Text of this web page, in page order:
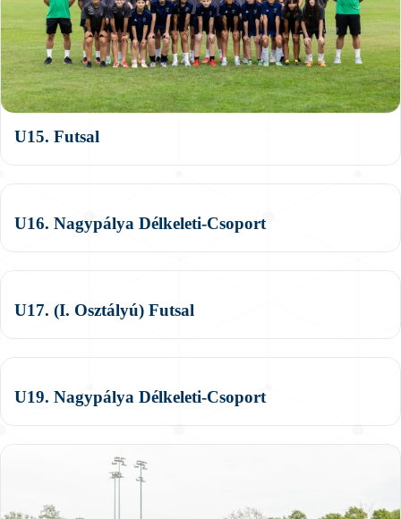
U15. Futsal
U16. Nagypálya Délkeleti-Csoport
U17. (I. Osztályú) Futsal
U19. Nagypálya Délkeleti-Csoport